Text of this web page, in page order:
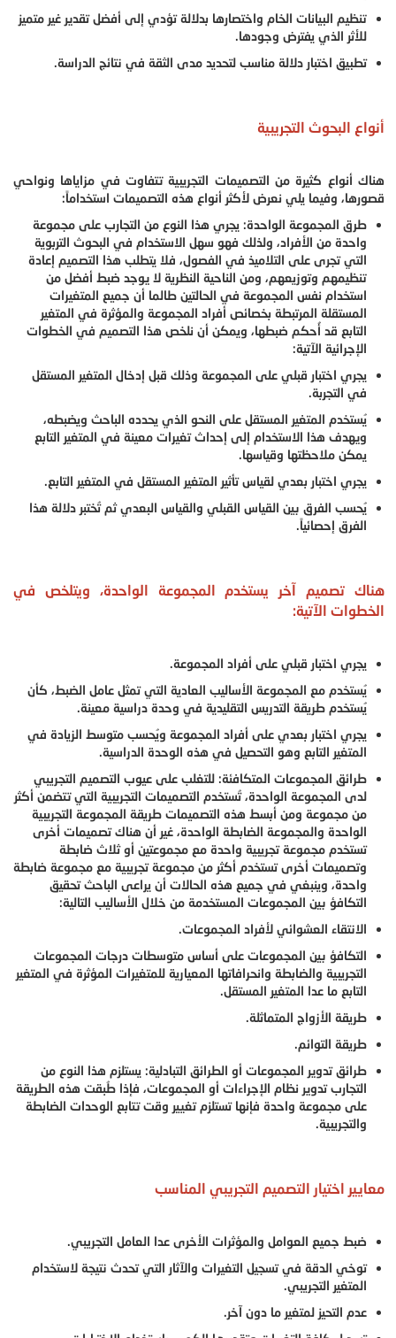
تنظيم البيانات الخام واختصارها بدلالة تؤدي إلى أفضل تقدير غير متميز
للأثر الذي يفترض ‏وجودها.
تطبيق اختبار دلالة مناسب لتحديد مدى الثقة في نتائج الدراسة.
أنواع البحوث التجريبية
هناك أنواع كثيرة من التصميمات التجريبية تتفاوت في مزاياها ونواحي
قصورها، وفيما يلي نعرض لأكثر أنواع هذه التصميمات استخداماً:
طرق المجموعة الواحدة: يجري هذا النوع من التجارب على مجموعة
واحدة من الأفراد، ولذلك فهو سهل الاستخدام في البحوث التربوية
التي تجرى على التلاميذ في الفصول، فلا يتطلب هذا التصميم إعادة
تنظيمهم وتوزيعهم، ومن الناحية النظرية لا يوجد ضبط أفضل من
استخدام نفس المجموعة في الحالتين طالما أن جميع المتغيرات
المستقلة المرتبطة بخصائص أفراد المجموعة والمؤثرة في المتغير
التابع قد أُحكم ضبطها، ويمكن أن نلخص هذا التصميم في الخطوات
الإجرائية الآتية:
يجري اختبار قبلي على المجموعة وذلك قبل إدخال المتغير المستقل
في التجربة.
يُستخدم المتغير المستقل على النحو الذي يحدده الباحث ويضبطه،
ويهدف هذا الاستخدام إلى إحداث تغيرات معينة في المتغير التابع
يمكن ملاحظتها وقياسها.
يجري اختبار بعدي لقياس تأثير المتغير المستقل في المتغير التابع.
يُحسب الفرق بين القياس القبلي والقياس البعدي ثم تُختبر دلالة هذا
الفرق إحصائياً.
هناك تصميم آخر يستخدم المجموعة الواحدة، ويتلخص في
الخطوات الآتية:
يجري اختبار قبلي على أفراد المجموعة.
يُستخدم مع المجموعة الأساليب العادية التي تمثل عامل الضبط، كأن
يُستخدم طريقة التدريس التقليدية في وحدة دراسية معينة.
يجري اختبار بعدي على أفراد المجموعة ويُحسب متوسط الزيادة في
المتغير التابع وهو التحصيل في هذه الوحدة الدراسية.
طرائق المجموعات المتكافئة: للتغلب على عيوب التصميم التجريبي
لدى المجموعة الواحدة، تُستخدم التصميمات التجريبية التي تتضمن أكثر
من مجموعة ومن أبسط هذه التصميمات طريقة المجموعة التجريبية
الواحدة والمجموعة الضابطة الواحدة، غير أن هناك تصميمات أخرى
تستخدم مجموعة تجريبية واحدة مع مجموعتين أو ثلاث ضابطة
وتصميمات أخرى تستخدم أكثر من مجموعة تجريبية مع مجموعة ضابطة
واحدة، وينبغي في جميع هذه الحالات أن يراعى الباحث تحقيق
التكافؤ بين المجموعات المستخدمة من خلال الأساليب التالية:
الانتقاء العشوائي لأفراد المجموعات.
التكافؤ بين المجموعات على أساس متوسطات درجات المجموعات
التجريبية والضابطة وانحرافاتها المعيارية للمتغيرات المؤثرة في المتغير
التابع ما عدا المتغير المستقل.
طريقة الأزواج المتماثلة.
طريقة التوائم.
طرائق تدوير المجموعات أو الطرائق التبادلية: يستلزم هذا النوع من
التجارب تدوير نظام الإجراءات أو المجموعات، فإذا طُبقت هذه الطريقة
على مجموعة واحدة فإنها تستلزم تغيير وقت تتابع الوحدات الضابطة
والتجريبية.
معايير اختيار التصميم التجريبي المناسب
ضبط جميع العوامل والمؤثرات الأخرى عدا العامل التجريبي.
توخي الدقة في تسجيل التغيرات والآثار التي تحدث نتيجة لاستخدام
المتغير التجريبي.
عدم التحيز لمتغير ما دون آخر.